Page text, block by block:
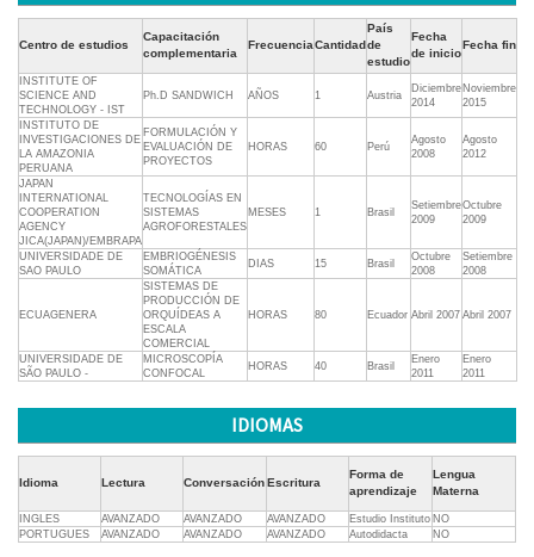
Centro de estudios
Capacitación
complementaria
FrecuenciaCantidad
País
de
estudio
Fecha
de inicio
Fecha fin
INSTITUTE OF
SCIENCE AND
TECHNOLOGY - IST
Ph.D SANDWICH AÑOS 1 Austria
Diciembre
2014
Noviembre
2015
INSTITUTO DE
INVESTIGACIONES DE
LA AMAZONIA
PERUANA
FORMULACIÓN Y
EVALUACIÓN DE
PROYECTOS
HORAS 60 Perú
Agosto
2008
Agosto
2012
JAPAN
INTERNATIONAL
COOPERATION
AGENCY 
JICA(JAPAN)/EMBRAPA
TECNOLOGÍAS EN
SISTEMAS
AGROFORESTALES
MESES 1 Brasil
Setiembre
2009
Octubre
2009
UNIVERSIDADE DE
SAO PAULO
EMBRIOGÉNESIS
SOMÁTICA
DIAS 15 Brasil
Octubre
2008
Setiembre
2008
ECUAGENERA
SISTEMAS DE
PRODUCCIÓN DE
ORQUÍDEAS A
ESCALA
COMERCIAL
HORAS 80 Ecuador Abril 2007 Abril 2007
UNIVERSIDADE DE
SÃO PAULO -
MICROSCOPÍA
CONFOCAL
HORAS 40 Brasil
Enero
2011
Enero
2011
IDIOMAS
Idioma Lectura ConversaciónEscritura
Forma de
aprendizaje
Lengua
Materna
INGLES AVANZADO AVANZADO AVANZADO Estudio Instituto NO
PORTUGUES
AVANZADO AVANZADO AVANZADO Autodidacta NO